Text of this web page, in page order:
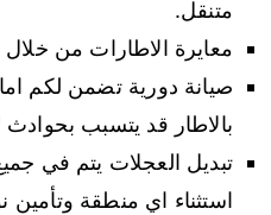
متنقل.
معايرة الاطارات من خلال
صيانة دورية تضمن لكم
بالاطار قد يتسبب بحوادث
تبديل العجلات يتم في
استثناء اي منطقة وتأمين